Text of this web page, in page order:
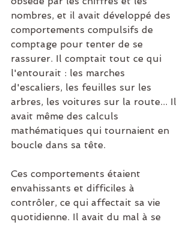
nombres, et il avait développé des
comportements compulsifs de
comptage pour tenter de se
rassurer. Il comptait tout ce qui
l'entourait : les marches
d'escaliers, les feuilles sur les
arbres, les voitures sur la route... Il
avait même des calculs
mathématiques qui tournaient en
boucle dans sa tête.
Ces comportements étaient
envahissants et difficiles à
contrôler, ce qui affectait sa vie
quotidienne. Il avait du mal à se